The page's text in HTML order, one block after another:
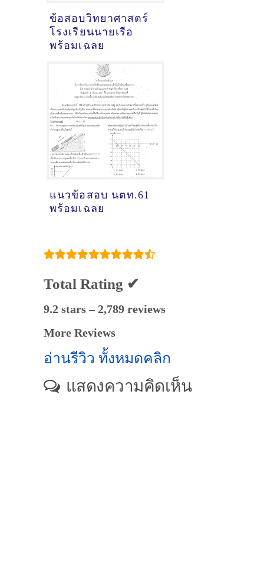
ข้อสอบวิทยาศาสตร์
โรงเรียนนายเรือ
พร้อมเฉลย
แนวข้อสอบ นตท.61
พร้อมเฉลย
Total Rating ✔
9.2 stars – 2,789 reviews
More Reviews
อ่านรีวิว ทั้งหมดคลิก
แสดงความคิดเห็น